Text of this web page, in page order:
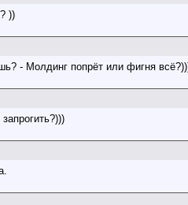
))
- Молдинг попрёт или фигня